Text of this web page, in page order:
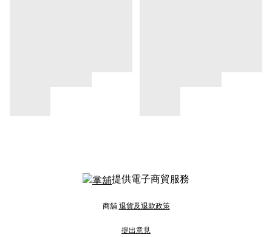
提供電子商貿服務
商舖 退貨及退款政策
提出意見